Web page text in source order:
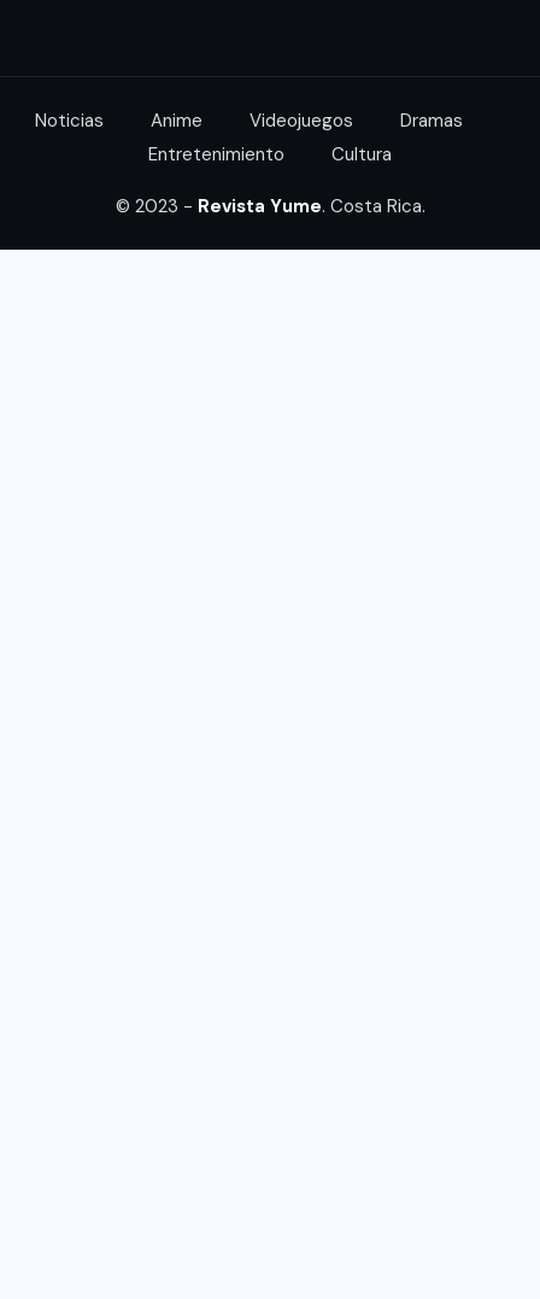
Noticias Anime Videojuegos
Dramas
Entretenimiento
Cultura
© 2023 - Revista Yume. Costa Rica.